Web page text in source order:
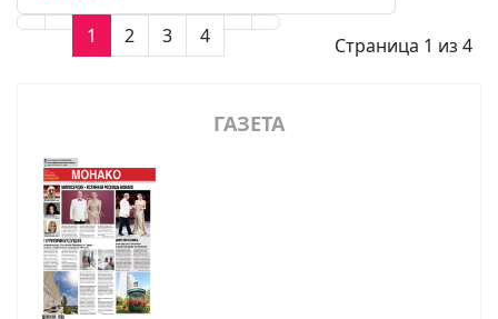
Страница 1 из 4
1 2 3 4
ГАЗЕТА